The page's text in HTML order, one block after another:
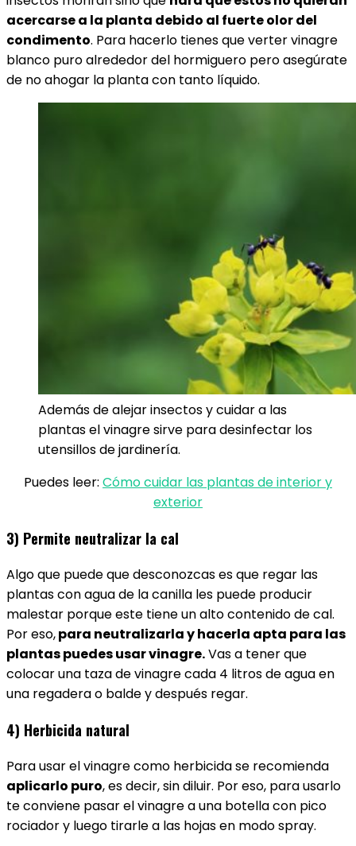
acercarse a la planta debido al fuerte olor del
condimento. Para hacerlo tienes que verter vinagre
blanco puro alrededor del hormiguero pero asegúrate
de no ahogar la planta con tanto líquido.
Además de alejar insectos y cuidar a las
plantas el vinagre sirve para desinfectar los
utensillos de jardinería.
Puedes leer: Cómo cuidar las plantas de interior y
exterior
3) Permite neutralizar la cal
Algo que puede que desconozcas es que regar las
plantas con agua de la canilla les puede producir
malestar porque este tiene un alto contenido de cal.
Por eso,para neutralizarla y hacerla apta para las
plantas puedes usar vinagre.Vas a tener que
colocar una taza de vinagre cada 4 litros de agua en
una regadera o balde y después regar.
4) Herbicida natural
Para usar el vinagre como herbicida se recomienda
aplicarlo puro, es decir, sin diluir. Por eso, para usarlo
te conviene pasar el vinagre a una botella con pico
rociador y luego tirarle a las hojas en modo spray.